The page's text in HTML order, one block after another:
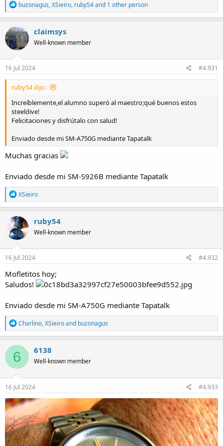
R
e
a
c
t
i
o
n
s
buzonagus,XSieiro, ruby54and 1 other person
claimsys
Well-known member
16 Jul 2024 #4.931
ruby54 dijo:
Increíblemente,el alumno superó al maestro;qué buenos estos
steeldive!
Felicitaciones y disfrútalo con salud!
Enviado desde mi SM-A750G mediante Tapatalk
Muchas gracias
Enviado desde mi SM-S926B mediante Tapatalk
R
e
a
c
t
i
o
n
s
XSieiro
ruby54
Well-known member
16 Jul 2024 #4.932
Mofletitos hoy;
Saludos!
Enviado desde mi SM-A750G mediante Tapatalk
R
e
a
c
t
i
o
n
s
Charlino,XSieiroand buzonagus
6 6138
Well-known member
16 Jul 2024 #4.933